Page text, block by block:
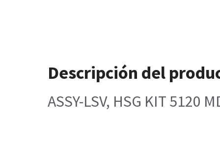
Descripción del
ASSY-LSV, HSG KIT 5120